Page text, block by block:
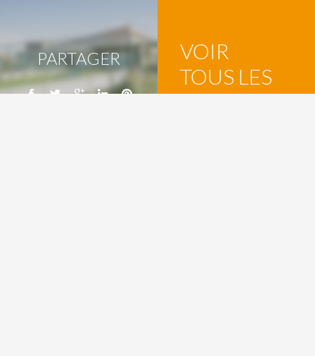
PARTAGER
VOIR
TOUS LES
ARTICLES